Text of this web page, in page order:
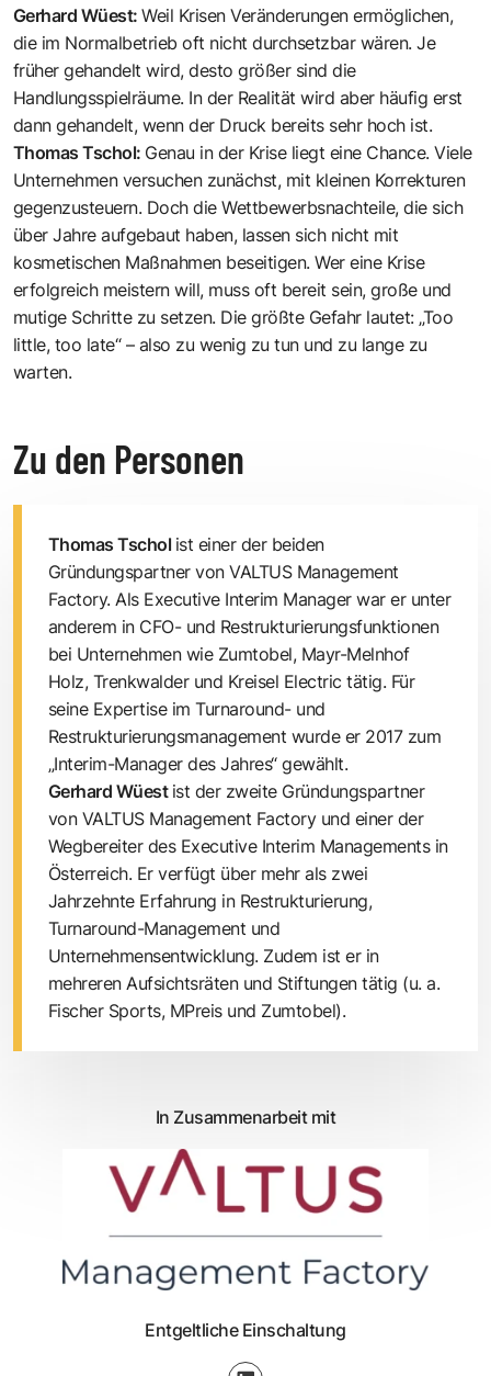
Gerhard Wüest:Weil Krisen Veränderungen ermöglichen,
die im Normal­betrieb oft nicht durchsetzbar wären. Je
früher gehandelt wird, desto größer sind die
Handlungsspielräume. In der Realität wird aber häufig erst
dann gehandelt, wenn der Druck bereits sehr hoch ist.
Thomas Tschol: Genau in der Krise liegt eine Chance. Viele
Unternehmen versuchen zunächst, mit kleinen Korrekturen
gegenzusteuern. Doch die Wettbewerbsnachteile, die sich
über Jahre aufgebaut haben, lassen sich nicht mit
kosmetischen Maßnahmen beseitigen. Wer eine Krise
erfolgreich meistern will, muss oft bereit sein, große und
mutige Schritte zu setzen. Die größte Gefahr lautet: „Too
little, too late“ – also zu wenig zu tun und zu lange zu
warten.
Zu den Personen
Thomas Tschol ist einer der beiden
Gründungspartner von VALTUS Management
Factory. Als Executive Interim Manager war er unter
anderem in CFO- und Restrukturierungsfunktionen
bei Unternehmen wie Zumtobel, Mayr-Melnhof
Holz, Trenkwalder und Kreisel Electric tätig. Für
seine Expertise im Turnaround- und
Restrukturierungsmanagement wurde er 2017 zum
„Interim-Manager des Jahres“ gewählt.
Gerhard Wüest ist der zweite Gründungspartner
von VALTUS Management Factory und einer der
Wegbereiter des Executive Interim Managements in
Österreich. Er verfügt über mehr als zwei
Jahrzehnte Erfahrung in Restrukturierung,
Turnaround-Management und
Unternehmensentwicklung. Zudem ist er in
mehreren Aufsichtsräten und Stiftungen tätig (u. a.
Fischer Sports, MPreis und Zumtobel).
In Zusammenarbeit mit
Entgeltliche Einschaltung